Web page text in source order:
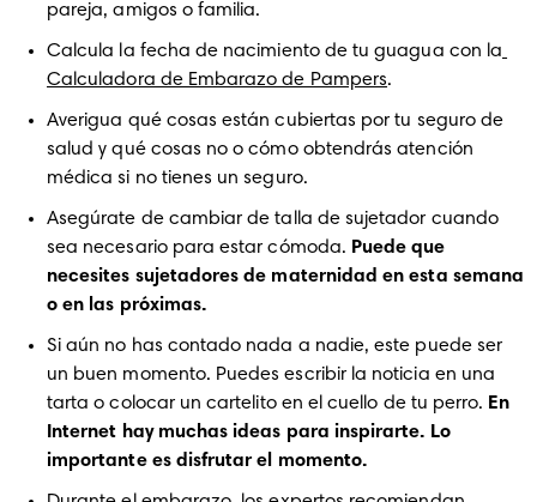
pareja, amigos o familia.
Calcula la fecha de nacimiento de tu guagua con la
Calculadora de Embarazo de Pampers.
Averigua qué cosas están cubiertas por tu seguro de
salud y qué cosas no o cómo obtendrás atención
médica si no tienes un seguro.
Asegúrate de cambiar de talla de sujetador cuando
sea necesario para estar cómoda. Puede que
necesites sujetadores de maternidad en esta semana
o en las próximas.
Si aún no has contado nada a nadie, este puede ser
un buen momento. Puedes escribir la noticia en una
tarta o colocar un cartelito en el cuello de tu perro. En
Internet hay muchas ideas para inspirarte. Lo
importante es disfrutar el momento.